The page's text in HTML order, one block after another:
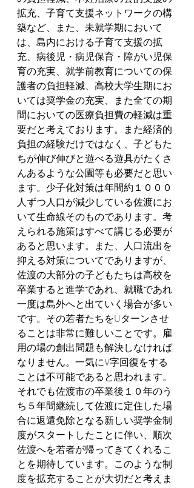
拡充、子育て支援ネットワークの構
築など、また、未就学期において
は、島内における子育て支援の拡
充、病後児・病児保育・障がい児保
育の充実、就学前教育についての保
護者の負担軽減、高校大学生期にお
いては奨学金の充実、また全ての期
間においての医療負担費の軽減は重
要だと考えております。また経済的
負担の経験だけではなく、子どもた
ちが伸び伸びと遊べる遊具がたくさ
んあるような公園等も必要だと思い
ます。少子化対策は年間約１０００
人ずつ人口が減少している佐渡にお
いて生命線そのものであります。考
えられる施策はすべて講じる必要が
あると思います。また、人口流出を
抑える対策についてでありますが、
佐渡の大部分の子どもたちは高校を
卒業すると進学であれ、就職であれ
一度は島外へと出ていく場合が多い
です。その若者たちをUターンさせ
ることは非常に難しいことです。雇
用の場の創出問題も解決しなければ
なりません。一気にV字回復をする
ことは不可能であると思われます。
それでも佐渡市の卒業後１０年のう
ち５年間継続して佐渡に定住した場
合に返還免除となる新しい奨学金制
度がスタートしたことに伴い、順次
佐渡へを若者が帰ってきてくれるこ
とを期待しています。このような制
度を拡充することが大切だと考えま